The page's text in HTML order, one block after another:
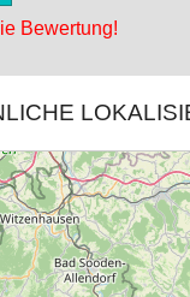
Bewertung!